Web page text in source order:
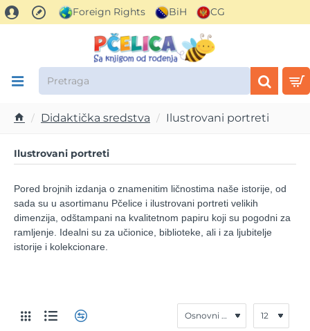
Foreign Rights BiH CG
Pretraga
o
m
Didaktička sredstva Ilustrovani portreti
Ilustrovani portreti
Pored brojnih izdanja o znamenitim ličnostima naše istorije, od
sada su u asortimanu Pčelice i ilustrovani portreti velikih
dimenzija, odštampani na kvalitetnom papiru koji su pogodni za
ramljenje. Idealni su za učionice, biblioteke, ali i za ljubitelje
istorije i kolekcionare.